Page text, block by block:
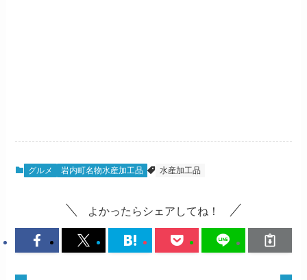
グルメ 岩内町名物水産加工品 水産加工品
よかったらシェアしてね！